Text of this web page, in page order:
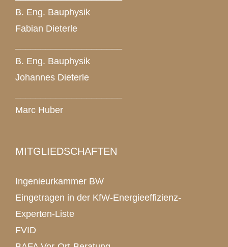
B. Eng. Bauphysik
Fabian Dieterle
B. Eng. Bauphysik
Johannes Dieterle
Marc Huber
MITGLIEDSCHAFTEN
Ingenieurkammer BW
Eingetragen in der KfW-Energieeffizienz-
Experten-Liste
FVID